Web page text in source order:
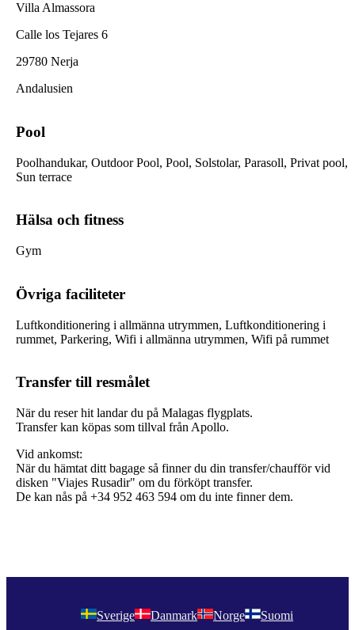
Villa Almassora
Calle los Tejares 6
29780 Nerja
Andalusien
Pool
Poolhandukar, Outdoor Pool, Pool, Solstolar, Parasoll, Privat pool,
Sun terrace
Hälsa och fitness
Gym
Övriga faciliteter
Luftkonditionering i allmänna utrymmen, Luftkonditionering i
rummet, Parkering, Wifi i allmänna utrymmen, Wifi på rummet
Transfer till resmålet
När du reser hit landar du på Malagas flygplats.
Transfer kan köpas som tillval från Apollo.
Vid ankomst:
När du hämtat ditt bagage så finner du din transfer/chaufför vid
disken "Viajes Rusadir" om du förköpt transfer.
De kan nås på +34 952 463 594 om du inte finner dem.
Sverige Danmark Norge Suomi